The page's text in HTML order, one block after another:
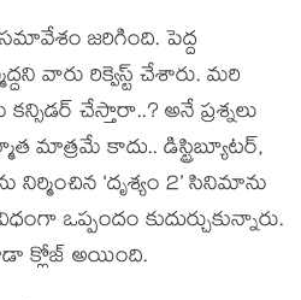
జరిగింది. పెద్ద
వారు రిక్వెస్ట్ చేశారు. మరి
కన్సిడర్ చేస్తారా..? అనే ప్రశ్నలు
మాత్రమే కాదు.. డిస్ట్రిబ్యూటర్,
నిర్మించిన ‘దృశ్యం 2’ సినిమాను
ఒప్పందం కుదుర్చుకున్నారు.
క్లోజ్ అయింది.